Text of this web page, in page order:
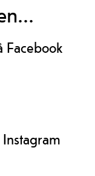
Facebook